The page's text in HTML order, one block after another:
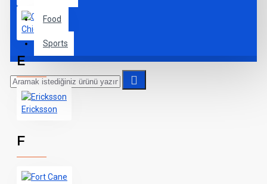
Food
Sports
Chic D'or
E
Ericksson
F